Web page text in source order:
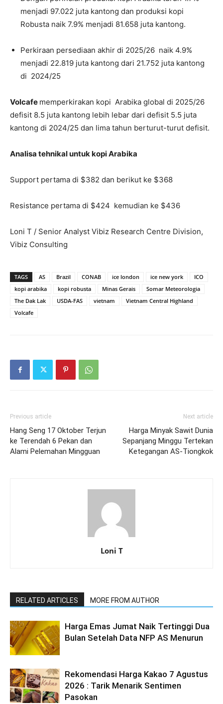
menjadi 97.022 juta kantong dan produksi kopi
Robusta naik 7.9% menjadi 81.658 juta kantong.
Perkiraan persediaan akhir di 2025/26 naik 4.9%
menjadi 22.819 juta kantong dari 21.752 juta kantong
di 2024/25
Volcafe memperkirakan kopi Arabika global di 2025/26
defisit 8.5 juta kantong lebih lebar dari defisit 5.5 juta
kantong di 2024/25 dan lima tahun berturut-turut defisit.
Analisa tehnikal untuk kopi Arabika
Support pertama di $382 dan berikut ke $368
Resistance pertama di $424 kemudian ke $436
Loni T / Senior Analyst Vibiz Research Centre Division,
Vibiz Consulting
TAGS AS Brazil CONAB ice london ice new york
ICO
kopi arabika
kopi robusta Minas Gerais
Somar Meteorologia
The Dak Lak
USDA-FAS vietnam
Vietnam Central Highland
Volcafe
Previous article
Hang Seng 17 Oktober Terjun
ke Terendah 6 Pekan dan
Alami Pelemahan Mingguan
Next article
Harga Minyak Sawit Dunia
Sepanjang Minggu Tertekan
Ketegangan AS-Tiongkok
Loni T
RELATED ARTICLES MORE FROM AUTHOR
Harga Emas Jumat Naik Tertinggi Dua
Bulan Setelah Data NFP AS Menurun
Rekomendasi Harga Kakao 7 Agustus
2026 : Tarik Menarik Sentimen
Pasokan